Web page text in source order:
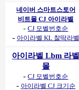
네이버 스마트스토어
비트몰 CJ 아이라벨
-CJ 모벨번호순
- 아이라벨 KL 찰딱라벨
아이라벨 Lbm 라벨
몰
-CJ 모벨번호순
- 아이라벨 CJ 크기순